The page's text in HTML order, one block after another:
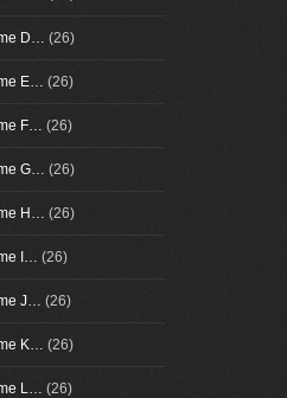
D… (26)
E… (26)
F… (26)
G… (26)
H… (26)
I… (26)
J… (26)
K… (26)
L… (26)